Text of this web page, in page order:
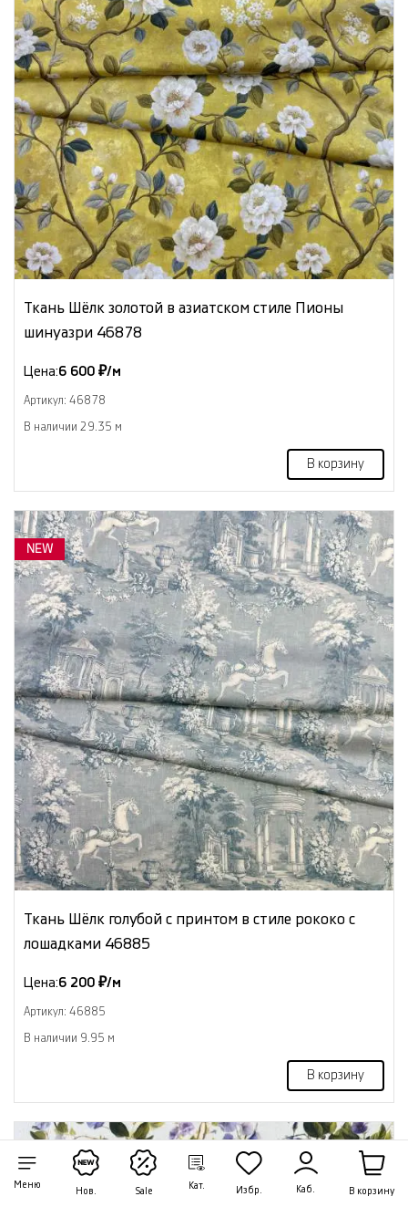
Меню
Нов. Sale
Кат. Избр. Каб. В корзину
Ткань Шёлк золотой в азиатском стиле Пионы
шинуазри 46878
Цена:6 600 ₽/м
Артикул: 46878
В наличии 29.35 м
В корзину
NEW
Ткань Шёлк голубой с принтом в стиле рококо с
лошадками 46885
Цена:6 200 ₽/м
Артикул: 46885
В наличии 9.95 м
В корзину
NEW